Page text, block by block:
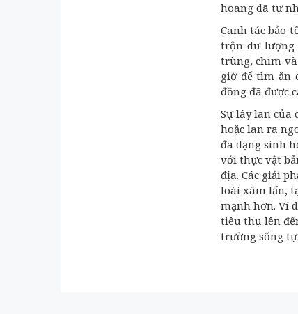
hoang dã tự
Canh tác bảo
trộn dư lượng
trùng, chim và
giờ để tìm ăn
đồng đã được
Sự lây lan của
hoặc lan ra
đa dạng sinh
với thực vật
địa. Các giải
loài xâm lấn,
mạnh hơn. Ví
tiêu thụ lên
trường sống